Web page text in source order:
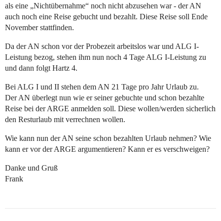
als eine „Nichtübernahme“ noch nicht abzusehen war - der AN
auch noch eine Reise gebucht und bezahlt. Diese Reise soll Ende
November stattfinden.
Da der AN schon vor der Probezeit arbeitslos war und ALG I-
Leistung bezog, stehen ihm nun noch 4 Tage ALG I-Leistung zu
und dann folgt Hartz 4.
Bei ALG I und II stehen dem AN 21 Tage pro Jahr Urlaub zu.
Der AN überlegt nun wie er seiner gebuchte und schon bezahlte
Reise bei der ARGE anmelden soll. Diese wollen/werden sicherlich
den Resturlaub mit verrechnen wollen.
Wie kann nun der AN seine schon bezahlten Urlaub nehmen? Wie
kann er vor der ARGE argumentieren? Kann er es verschweigen?
Danke und Gruß
Frank